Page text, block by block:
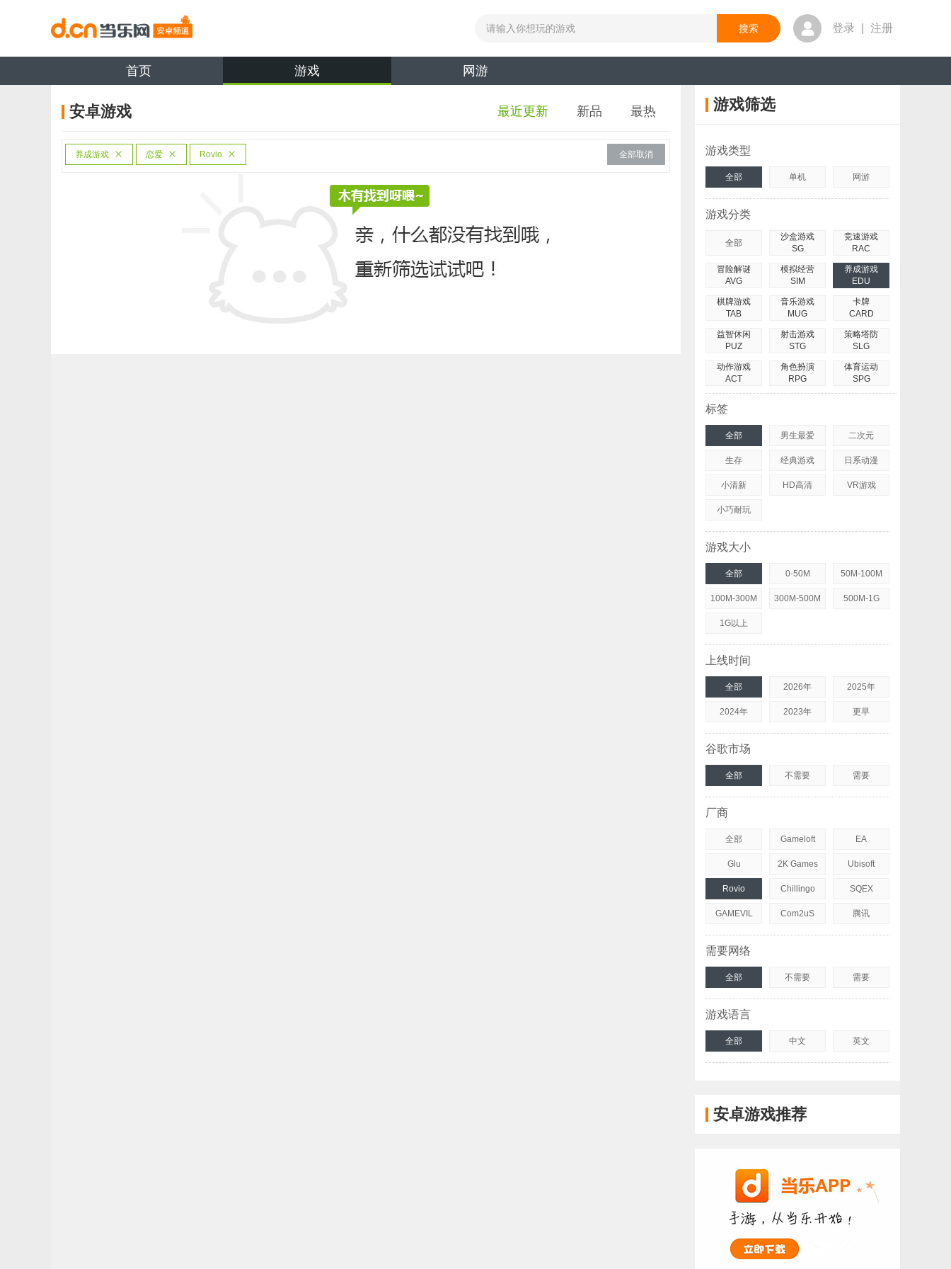
登录 注册
首页 游戏 网游
安卓游戏 最近更新 新品 最热
养成游戏 恋爱 Rovio 全部取消
游戏筛选
游戏类型
全部 单机 网游
游戏分类
全部
沙盒游戏
SG
竞速游戏
RAC
冒险解谜
AVG
模拟经营
SIM
养成游戏
EDU
棋牌游戏
TAB
音乐游戏
MUG
卡牌
CARD
益智休闲
PUZ
射击游戏
STG
策略塔防
SLG
动作游戏
ACT
角色扮演
RPG
体育运动
SPG
标签
全部 男生最爱 二次元
生存 经典游戏 日系动漫
小清新 HD高清 VR游戏
小巧耐玩
游戏大小
全部 0-50M 50M-100M
100M-300M 300M-500M 500M-1G
1G以上
上线时间
全部 2026年 2025年
2024年 2023年 更早
谷歌市场
全部 不需要 需要
厂商
全部 Gameloft EA
Glu 2K Games Ubisoft
Rovio Chillingo SQEX
GAMEVIL Com2uS 腾讯
需要网络
全部 不需要 需要
游戏语言
全部 中文 英文
安卓游戏推荐